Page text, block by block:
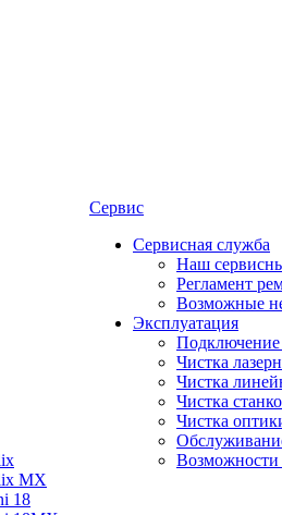
MX
18
Сервис
Сервисная служба
Наш
Регламент
Возможные
Эксплуатация
Подключение
Чистка
Чистка
Чистка
Чистка
Возможности